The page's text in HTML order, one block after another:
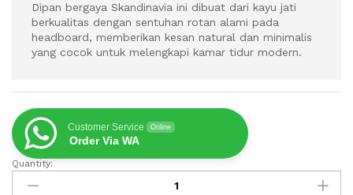
Dipan bergaya Skandinavia ini dibuat dari kayu jati
berkualitas dengan sentuhan rotan alami pada
headboard, memberikan kesan natural dan minimalis
yang cocok untuk melengkapi kamar tidur modern.
Customer Service Online
Order Via WA
Dipan
Minimalis
Quantity: